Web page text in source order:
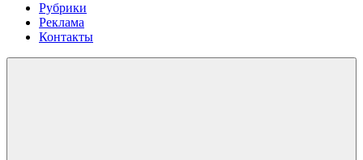
Рубрики
Реклама
Контакты